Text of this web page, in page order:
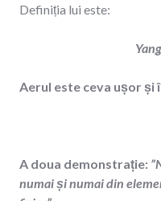
Definiția lui este:
Aerul este ceva ușor și
A doua demonstrație:
numai și numai din